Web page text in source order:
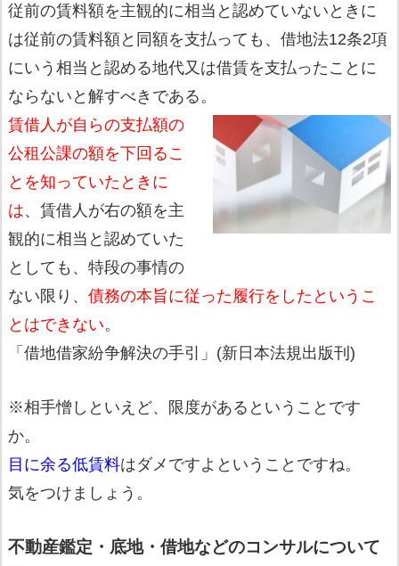
従前の賃料額を主観的に相当と認めていないときに
は従前の賃料額と同額を支払っても、借地法12条2項
にいう相当と認める地代又は借賃を支払ったことに
ならないと解すべきである。
賃借人が自らの支払額の
公租公課の額を下回るこ
とを知っていたときに
は、賃借人が右の額を主
観的に相当と認めていた
としても、特段の事情の
ない限り、 債務の本旨に従った履行をしたと いうこ
とはできない。
「借地借家紛争解決の手引」(新日本法規出版刊)
※相手憎しといえど、限度があるということです
か。
目に余る低賃料はダメですよということですね。
気をつけましょう。
不動産鑑定・底地・借地などのコンサルについて